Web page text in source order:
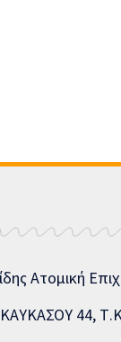
Ατομική
44,